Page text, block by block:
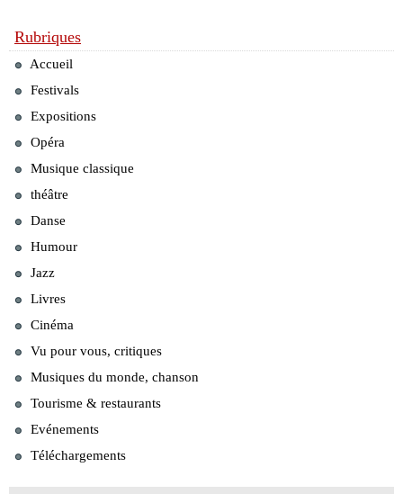
Rubriques
Accueil
Festivals
Expositions
Opéra
Musique classique
théâtre
Danse
Humour
Jazz
Livres
Cinéma
Vu pour vous, critiques
Musiques du monde, chanson
Tourisme & restaurants
Evénements
Téléchargements